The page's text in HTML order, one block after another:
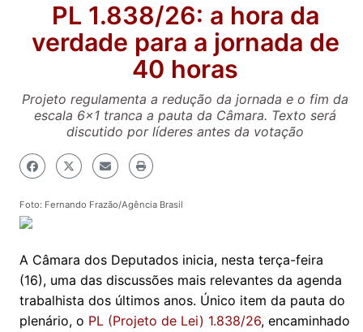
PL 1.838/26: a hora da
verdade para a jornada de
40 horas
Projeto regulamenta a redução da jornada e o fim da
escala 6x1 tranca a pauta da Câmara. Texto será
discutido por líderes antes da votação
Foto: Fernando Frazão/Agência Brasil
A Câmara dos Deputados inicia, nesta terça-feira
(16), uma das discussões mais relevantes da agenda
trabalhista dos últimos anos. Único item da pauta do
plenário, o PL (Projeto de Lei) 1.838/26, encaminhado